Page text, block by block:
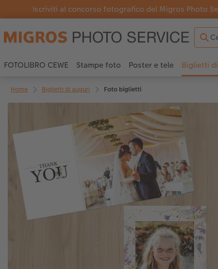
Iscriviti al concorso fotografico del Migros Photo
FOTOLIBRO CEWE Stampe foto Poster e tele Biglietti
Home Biglietti di auguri Foto biglietti